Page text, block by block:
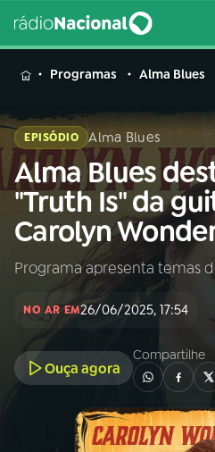
MENU
Buscar
na
Rádio
Nacional
Buscar
AO
01
02A RÁDIO
PROGRAMAÇÃO
Programas Alma Blues
EPISÓDIO Alma Blues
Alma Blues
"Truth Is" da
Carolyn
Programa apresenta temas
NO AR EM26/06/2025, 17:54
Ouça agora
Compartilhe